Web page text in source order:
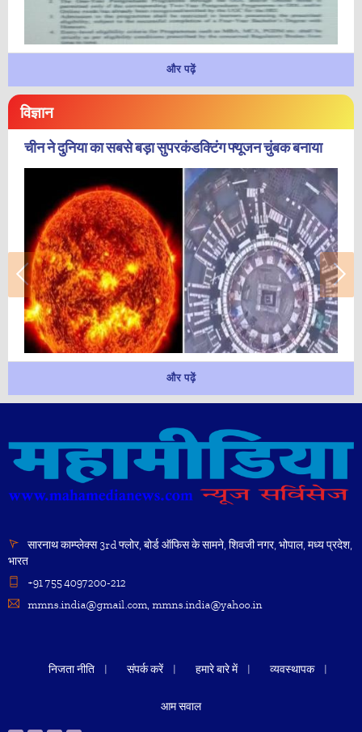
और पढ़ें
विज्ञान
चीन ने दुनिया का सबसे बड़ा सुपरकंडक्टिंग फ्यूजन चुंबक बनाया
और पढ़ें
सारनाथ काम्प्लेक्स 3rd फ्लोर, बोर्ड ऑफिस के सामने, शिवजी नगर, भोपाल, मध्य प्रदेश,
भारत
+91 755 4097200-212
mmns.india@gmail.com, mmns.india@yahoo.in
निजता नीति संपर्क करें हमारे बारे में व्यवस्थापक
आम सवाल